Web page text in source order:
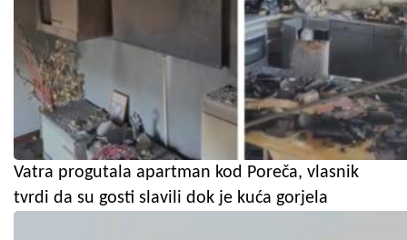
Vatra progutala apartman kod Poreča, vlasnik
tvrdi da su gosti slavili dok je kuća gorjela